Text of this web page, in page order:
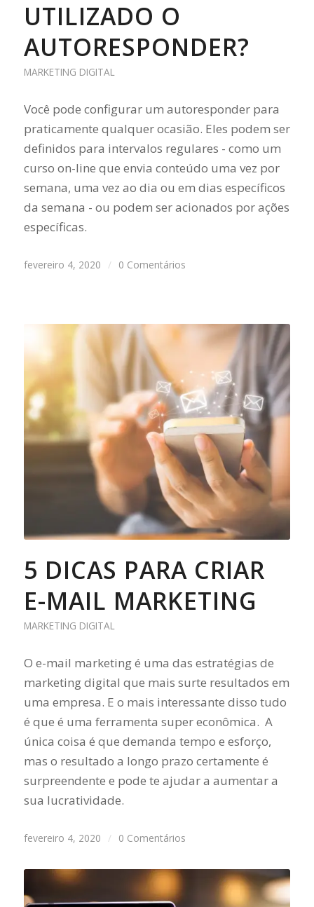
UTILIZADO O
AUTORESPONDER?
MARKETING DIGITAL
Você pode configurar um autoresponder para
praticamente qualquer ocasião. Eles podem ser
definidos para intervalos regulares - como um
curso on-line que envia conteúdo uma vez por
semana, uma vez ao dia ou em dias específicos
da semana - ou podem ser acionados por ações
específicas.
fevereiro 4, 2020 / 0 Comentários
5 DICAS PARA CRIAR
E-MAIL MARKETING
MARKETING DIGITAL
O e-mail marketing é uma das estratégias de
marketing digital que mais surte resultados em
uma empresa. E o mais interessante disso tudo
é que é uma ferramenta super econômica. A
única coisa é que demanda tempo e esforço,
mas o resultado a longo prazo certamente é
surpreendente e pode te ajudar a aumentar a
sua lucratividade.
fevereiro 4, 2020 / 0 Comentários